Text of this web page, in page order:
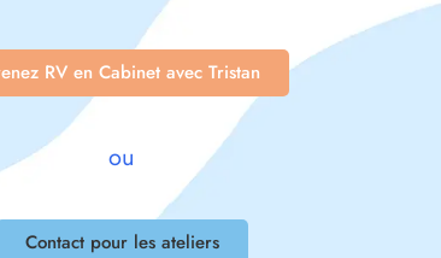
RV en Cabinet avec Tristan
ou
Contact pour les ateliers